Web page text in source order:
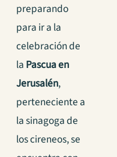
preparando
para ir a la
celebración de
la Pascua en
Jerusalén,
perteneciente a
la sinagoga de
los cireneos, se